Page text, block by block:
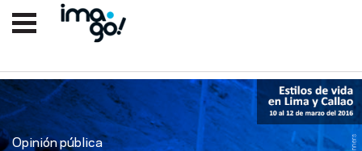
Opinión pública